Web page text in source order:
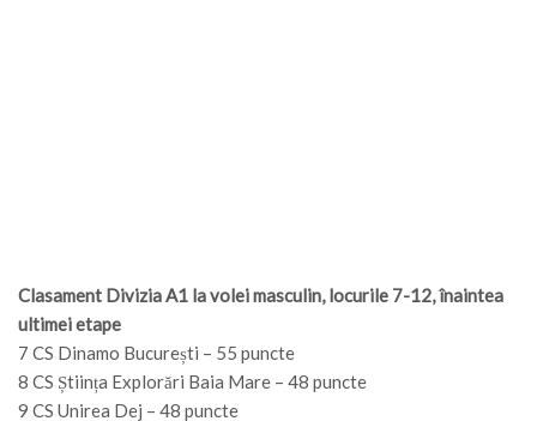
Clasament Divizia A1 la volei masculin, locurile 7-12, înaintea
ultimei etape
7 CS Dinamo București – 55 puncte
8 CS Știința Explorări Baia Mare – 48 puncte
9 CS Unirea Dej – 48 puncte